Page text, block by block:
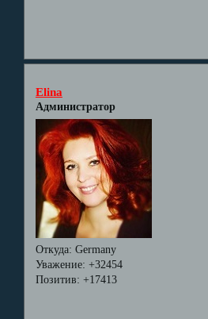
Elina
Администратор
Откуда: Germany
Уважение: +32454
Позитив: +17413